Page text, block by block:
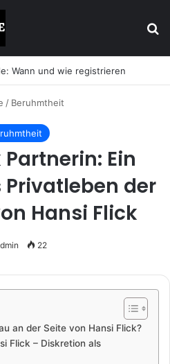
Wann und wie registrieren
/ Beruhmtheit
Ein
der
Hansi Flick
22
an der Seite von Hansi Flick?
Flick – Diskretion als